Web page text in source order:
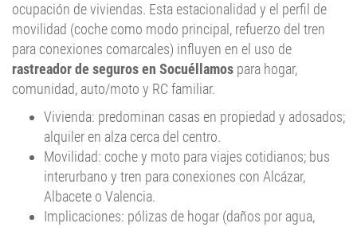
ocupación de viviendas. Esta estacionalidad y el perfil de
movilidad (coche como modo principal, refuerzo del tren
para conexiones comarcales) influyen en el uso de
rastreador de seguros en Socuéllamos para hogar,
comunidad, auto/moto y RC familiar.
Vivienda: predominan casas en propiedad y adosados;
alquiler en alza cerca del centro.
Movilidad: coche y moto para viajes cotidianos; bus
interurbano y tren para conexiones con Alcázar,
Albacete o Valencia.
Implicaciones: pólizas de hogar (daños por agua,